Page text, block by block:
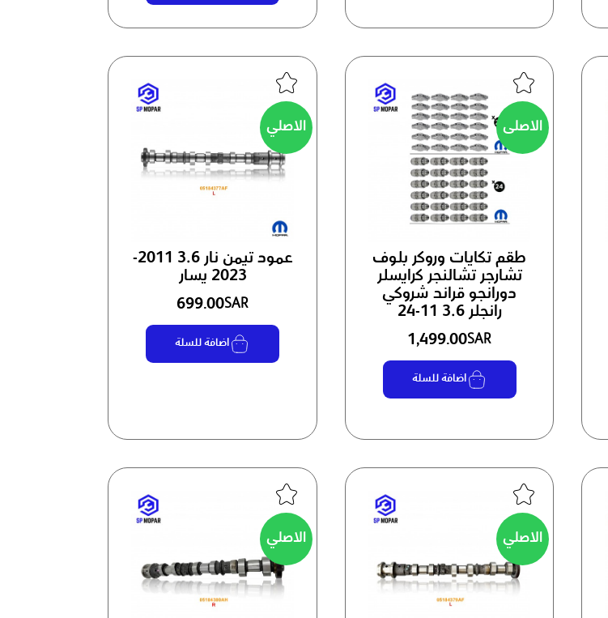
الاصلی
طقم تكايات وروكر بلوف
تشارجر تشالنجر كرايسلر
دورانجو قراند شروكي
رانجلر 3.6 11-24
1,499.00SAR
اضافة للسلة
الاصلي
عمود تيمن نار 3.6 2011- 2023 يسار
699.00SAR
اضافة للسلة
الاصلي الاصلي